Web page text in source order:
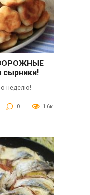
сырники!
неделю!
0 1.6к.